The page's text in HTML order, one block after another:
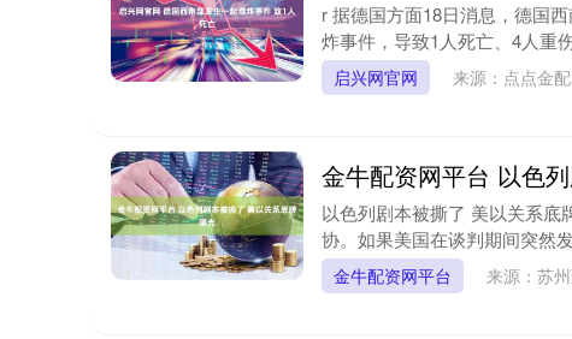
r 据德国方面18日消息，德国
炸事件，导致1人死亡、4人重
启兴网官网 来源：点点金
金牛配资网平台 以色
以色列剧本被撕了 美以关系底
协。如果美国在谈判期间突然
金牛配资网平台 来源：苏